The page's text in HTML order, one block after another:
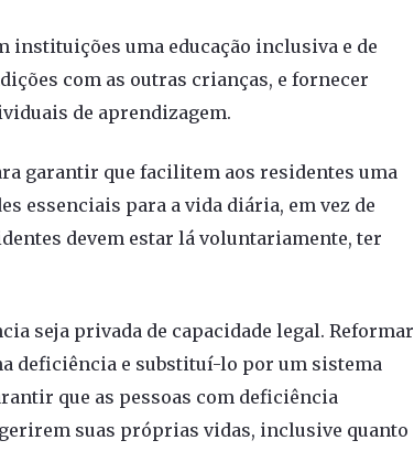
instituições uma educação inclusiva e de
com as outras crianças, e fornecer
de aprendizagem.
garantir que facilitem aos residentes uma
essenciais para a vida diária, em vez de
devem estar lá voluntariamente, ter
seja privada de capacidade legal. Reformar
deficiência e substituí-lo por um sistema
que as pessoas com deficiência
suas próprias vidas, inclusive quanto